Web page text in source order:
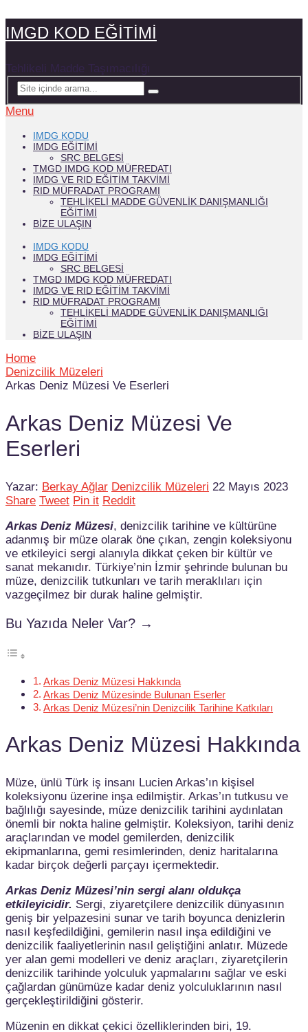
IMGD KOD EĞİTİMİ
Tehlikeli Madde Taşımacılığı
Menu
IMDG KODU
IMDG EĞITIMI
SRC BELGESI
TMGD IMDG KOD MÜFREDATI
IMDG VE RID EĞİTİM TAKVİMİ
RID MÜFRADAT PROGRAMI
TEHLIKELI MADDE GÜVENLIK DANIŞMANLIĞI
EĞITIMI
BIZE ULAŞIN
IMDG KODU
IMDG EĞITIMI
SRC BELGESI
TMGD IMDG KOD MÜFREDATI
IMDG VE RID EĞİTİM TAKVİMİ
RID MÜFRADAT PROGRAMI
TEHLIKELI MADDE GÜVENLIK DANIŞMANLIĞI
EĞITIMI
BIZE ULAŞIN
Home
Denizcilik Müzeleri
Arkas Deniz Müzesi Ve Eserleri
Arkas Deniz Müzesi Ve
Eserleri
Yazar: Berkay Ağlar Denizcilik Müzeleri 22 Mayıs 2023
Share Tweet Pin it Reddit
Arkas Deniz Müzesi, denizcilik tarihine ve kültürüne
adanmış bir müze olarak öne çıkan, zengin koleksiyonu
ve etkileyici sergi alanıyla dikkat çeken bir kültür ve
sanat mekanıdır. Türkiye’nin İzmir şehrinde bulunan bu
müze, denizcilik tutkunları ve tarih meraklıları için
vazgeçilmez bir durak haline gelmiştir.
Bu Yazıda Neler Var? →
Arkas Deniz Müzesi Hakkında
Arkas Deniz Müzesinde Bulunan Eserler
Arkas Deniz Müzesi’nin Denizcilik Tarihine Katkıları
Arkas Deniz Müzesi Hakkında
Müze, ünlü Türk iş insanı Lucien Arkas’ın kişisel
koleksiyonu üzerine inşa edilmiştir. Arkas’ın tutkusu ve
bağlılığı sayesinde, müze denizcilik tarihini aydınlatan
önemli bir nokta haline gelmiştir. Koleksiyon, tarihi deniz
araçlarından ve model gemilerden, denizcilik
ekipmanlarına, gemi resimlerinden, deniz haritalarına
kadar birçok değerli parçayı içermektedir.
Arkas Deniz Müzesi’nin sergi alanı oldukça
etkileyicidir. Sergi, ziyaretçilere denizcilik dünyasının
geniş bir yelpazesini sunar ve tarih boyunca denizlerin
nasıl keşfedildiğini, gemilerin nasıl inşa edildiğini ve
denizcilik faaliyetlerinin nasıl geliştiğini anlatır. Müzede
yer alan gemi modelleri ve deniz araçları, ziyaretçilerin
denizcilik tarihinde yolculuk yapmalarını sağlar ve eski
çağlardan günümüze kadar deniz yolculuklarının nasıl
gerçekleştirildiğini gösterir.
Müzenin en dikkat çekici özelliklerinden biri, 19.